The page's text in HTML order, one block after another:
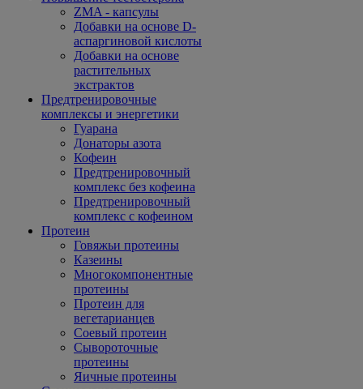
ZMA - капсулы
Добавки на основе D-
аспаргиновой кислоты
Добавки на основе
растительных
экстрактов
Предтренировочные
комплексы и энергетики
Гуарана
Донаторы азота
Кофеин
Предтренировочный
комплекс без кофеина
Предтренировочный
комплекс с кофеином
Протеин
Говяжьи протеины
Казеины
Многокомпонентные
протеины
Протеин для
вегетарианцев
Соевый протеин
Сывороточные
протеины
Яичные протеины